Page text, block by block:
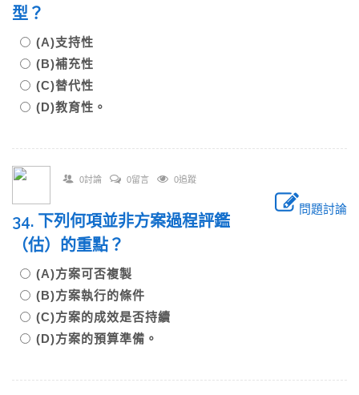
型？
(A)支持性
(B)補充性
(C)替代性
(D)教育性。
0討論 0留言 0追蹤
問題討論
34. 下列何項並非方案過程評鑑
（估）的重點？
(A)方案可否複製
(B)方案執行的條件
(C)方案的成效是否持續
(D)方案的預算準備。